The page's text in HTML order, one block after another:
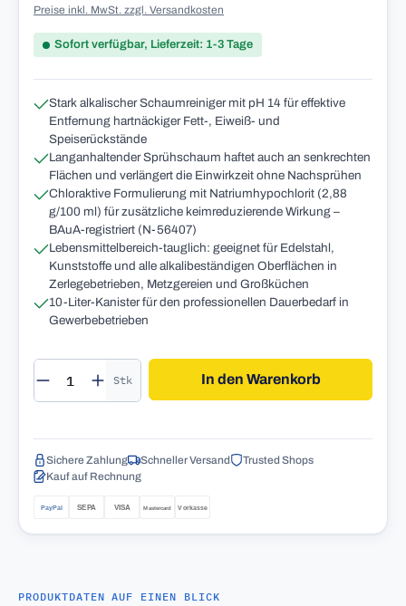
Preise inkl. MwSt. zzgl. Versandkosten
Sofort verfügbar, Lieferzeit: 1-3 Tage
Stark alkalischer Schaumreiniger mit pH 14 für effektive
Entfernung hartnäckiger Fett-, Eiweiß- und
Speiserückstände
Langanhaltender Sprühschaum haftet auch an senkrechten
Flächen und verlängert die Einwirkzeit ohne Nachsprühen
Chloraktive Formulierung mit Natriumhypochlorit (2,88
g/100 ml) für zusätzliche keimreduzierende Wirkung –
BAuA-registriert (N-56407)
Lebensmittelbereich-tauglich: geeignet für Edelstahl,
Kunststoffe und alle alkalibeständigen Oberflächen in
Zerlegebetrieben, Metzgereien und Großküchen
10-Liter-Kanister für den professionellen Dauerbedarf in
Gewerbebetrieben
Produkt Anzahl: Gib den gewünschten
Stk In den Warenkorb
Sichere Zahlung Schneller Versand
Trusted Shops
Kauf auf Rechnung
PRODUKTDATEN AUF EINEN BLICK